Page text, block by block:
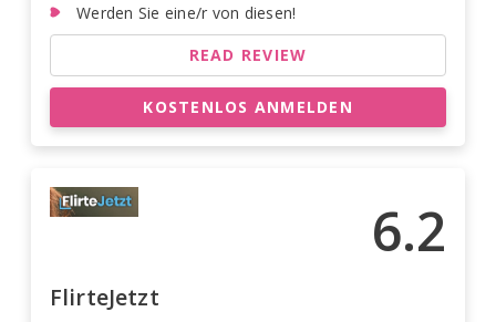
Werden Sie eine/r von diesen!
READ REVIEW
KOSTENLOS ANMELDEN
6.2
FlirteJetzt